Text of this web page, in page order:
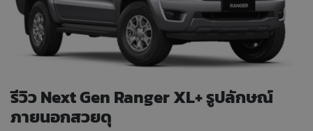
รีวิว Next Gen Ranger XL+ รูปลักษณ์
ภายนอกสวยดุ